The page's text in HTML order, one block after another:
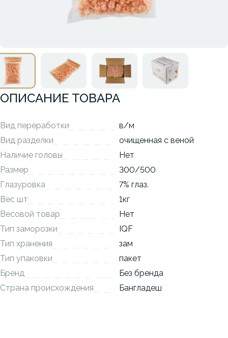
ОПИСАНИЕ ТОВАРА
Вид переработки
в/м
Вид разделки
очищенная с веной
Наличие головы
Нет
Размер
300/500
Глазуровка
7% глаз.
Вес шт
1кг
Весовой товар
Нет
Тип заморозки
IQF
Тип хранения
зам
Тип упаковки
пакет
Бренд
Без бренда
Страна происхождения
Бангладеш